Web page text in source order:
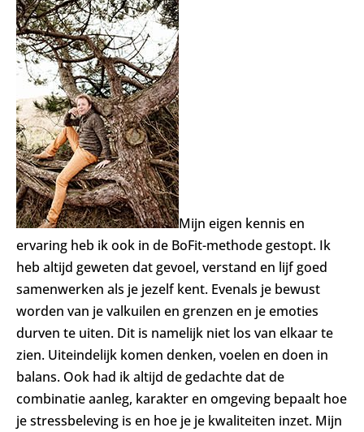
Mijn eigen kennis en
ervaring heb ik ook in de BoFit-methode gestopt. Ik
heb altijd geweten dat gevoel, verstand en lijf goed
samenwerken als je jezelf kent. Evenals je bewust
worden van je valkuilen en grenzen en je emoties
durven te uiten. Dit is namelijk niet los van elkaar te
zien. Uiteindelijk komen denken, voelen en doen in
balans. Ook had ik altijd de gedachte dat de
combinatie aanleg, karakter en omgeving bepaalt hoe
je stressbeleving is en hoe je je kwaliteiten inzet. Mijn